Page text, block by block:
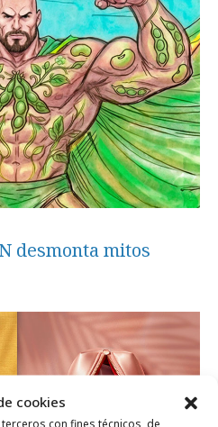
cookies
con fines técnicos, de
desmonta mitos